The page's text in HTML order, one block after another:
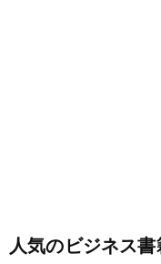
人気のビジネス書